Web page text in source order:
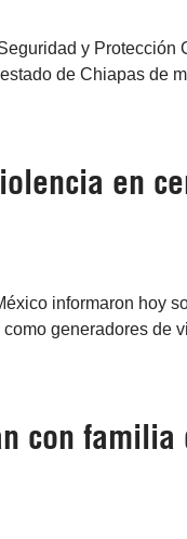
y Protección
de Chiapas de
en
informaron hoy
generadores de
con familia